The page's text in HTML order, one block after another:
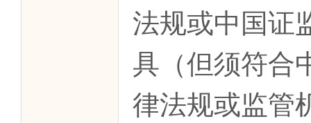
法规或中国证
具（但须符合
律法规或监管